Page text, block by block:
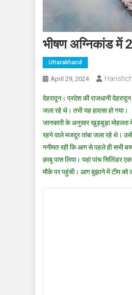
भीषण अग्निकांड में
Uttarakhand
April 29, 2024
देहरादून। प्रदेश की राजधानी
जला रहे थे। तभी यह हादसा हो गया।
जानकारी के अनुसार खुड़बुड़ा मोहल्ला
रहने वाले मजदूर तांबा जला रहे थे।
गनीमत रही कि आग से पहले ही सभी
क़ाबू पास लिया। यहां पांच सिलिंडर
मौके पर पहुंची। आग बुझाने में टीम